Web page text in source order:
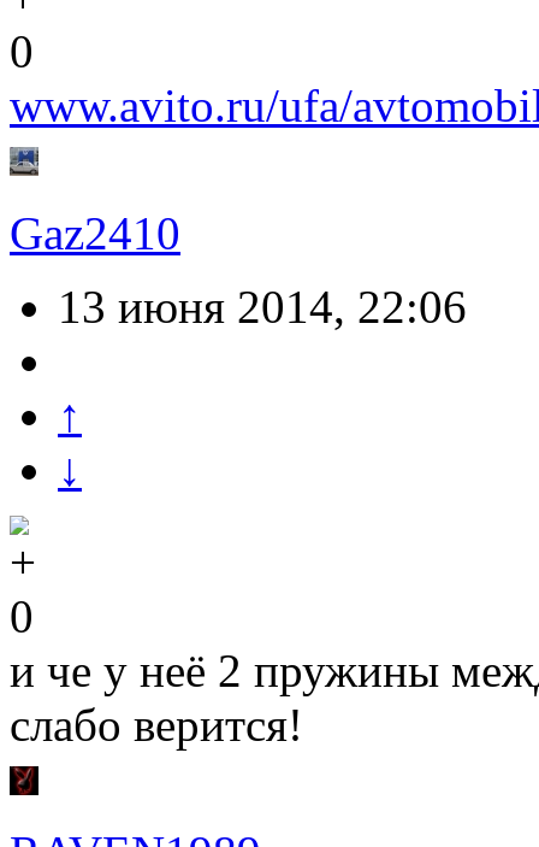
0
www.avito.ru/ufa/
Gaz2410
13 июня 2014, 22:06
↑
↓
0
и че у неё 2 пружины
слабо верится!